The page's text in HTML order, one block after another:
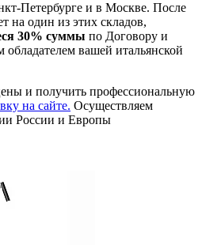
Петербурге и в Москве. После
на один из этих складов,
30% суммы по Договору и
вашей итальянской
и получить профессиональную
на сайте. Осуществляем
России и Европы